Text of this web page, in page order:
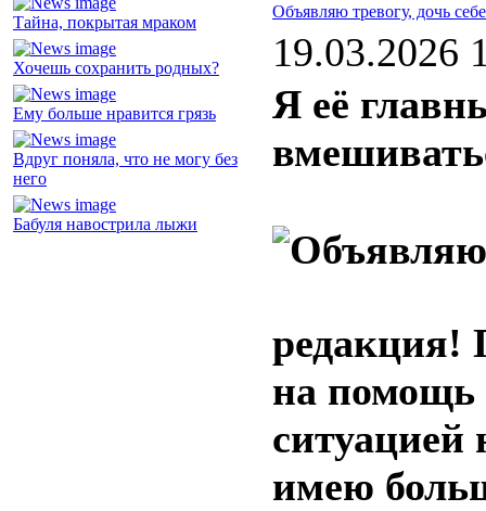
Тайна, покрытая мраком
Хочешь сохранить родных?
Ему больше нравится грязь
Вдруг поняла, что не могу без
него
Бабуля навострила лыжи
Объявляю тревогу, дочь
19.03.2026
Я её
редакция!
на помощь
ситуацией
имею